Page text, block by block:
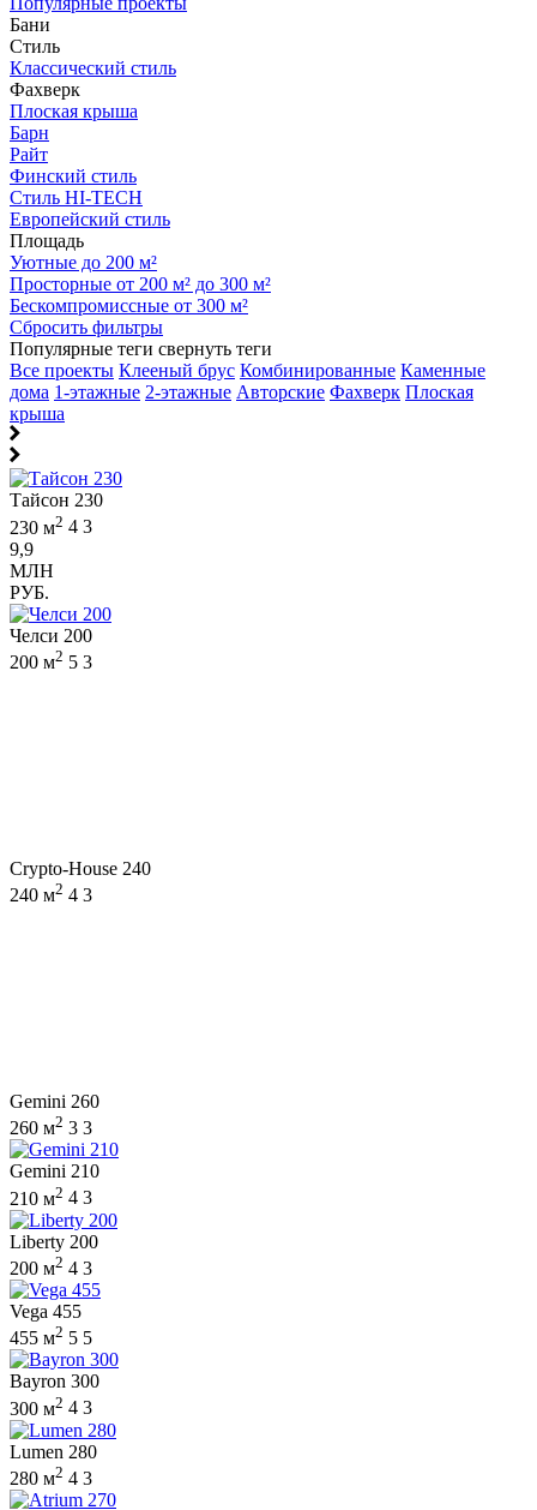
Бани
Стиль
Классический стиль
Фахверк
Плоская крыша
Барн
Райт
Финский стиль
Стиль HI-TECH
Европейский стиль
Площадь
Уютные до 200 м²
Просторные от 200 м² до 300 м²
Бескомпромиссные от 300 м²
Сбросить фильтры
Популярные теги свернуть теги
Все проекты Клееный брус Комбинированные Каменные
дома 1-этажные 2-этажные Авторские Фахверк Плоская
крыша
Тайсон 230
230 м2 4 3
9,9
МЛН
РУБ.
Челси 200
200 м2 5 3
Crypto-House 240
240 м2 4 3
Gemini 260
260 м2 3 3
Gemini 210
210 м2 4 3
Liberty 200
200 м2 4 3
Vega 455
455 м2 5 5
Bayron 300
300 м2 4 3
Lumen 280
280 м2 4 3